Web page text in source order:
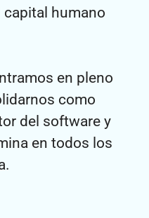
humano
en pleno
como
del software y
en todos los